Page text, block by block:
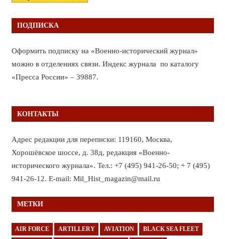
ПОДПИСКА
Оформить подписку на «Военно-исторический журнал»
можно в отделениях связи. Индекс журнала по каталогу
«Пресса России» – 39887.
КОНТАКТЫ
Адрес редакции для переписки: 119160, Москва,
Хорошёвское шоссе, д. 38д, редакция «Военно-
исторического журнала». Тел.: +7 (495) 941-26-50; + 7 (495)
941-26-12. E-mail: Mil_Hist_magazin@mail.ru
МЕТКИ
AIR FORCE ARTILLERY AVIATION BLACK SEA FLEET